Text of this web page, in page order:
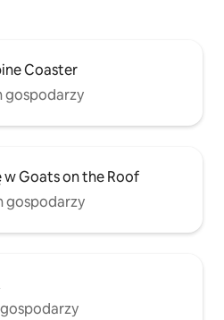
Coaster
gospodarzy
w Goats on the Roof
gospodarzy